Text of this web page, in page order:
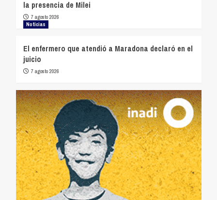
la presencia de Milei
7 agosto 2026
Noticias
El enfermero que atendió a Maradona declaró en el
juicio
7 agosto 2026